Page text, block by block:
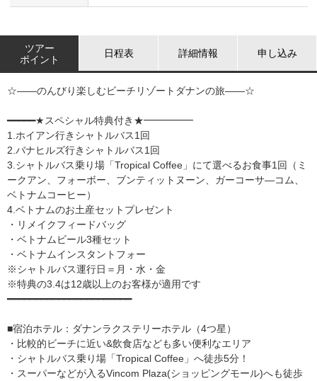
ツアー
ポイント
日程表 詳細情報 申し込み
☆――のんびり楽しむビーチリゾートダナンの旅――☆
━━━━━★スペシャル特典付き★━━━━━
1.ホイアン行きシャトルバス1回
2.バナヒルズ行きシャトルバス1回
3.シャトルバス乗り場「Tropical Coffee」にて選べるお食事1回（ミ
ークアン、フォーボー、ブンティットヌーン、ガーコーサ―コム、
ベトナムコーヒー）
4.ベトナムのお土産セットプレゼント
・リメイクフィードバッグ
・ベトナムビール3種セット
・ベトナムインスタントフォー
※シャトルバス運行日＝月・水・金
※特典の3.4は12歳以上のお客様が適用です
━━━━━━━━━━━━━━━━━━━━━━
■宿泊ホテル：ダナンラクステリーホテル（4つ星）
・比較的ビーチに近い&飲食店なども多い便利なエリア
・シャトルバス乗り場「Tropical Coffee」へ徒歩5分！
・スーパーなどが入るVincom Plaza(ショッピングモール)へも徒歩